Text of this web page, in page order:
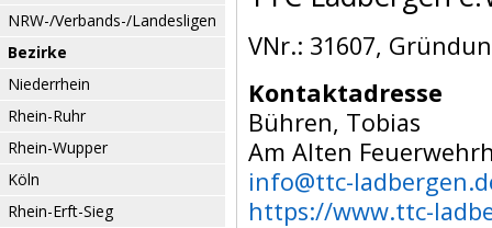
NRW-/Verbands-/Landesligen
Bezirke
Niederrhein
Rhein-Ruhr
Rhein-Wupper
Köln
Rhein-Erft-Sieg
VNr.: 31607,
Kontaktadresse
Bühren, Tobias
Am Alten
info@ttc-
https://www.ttc-